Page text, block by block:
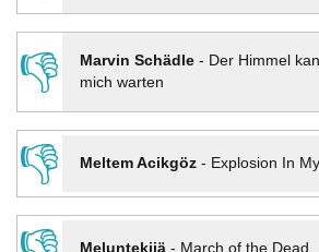
👎 Marvin Schädle- Der Himmel
mich warten
👎
Meltem Acikgöz- Explosion In
Meluntekijä- March of the Dead